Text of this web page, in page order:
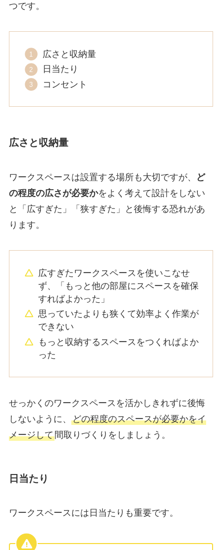
つです。
広さと収納量
日当たり
コンセント
広さと収納量
ワークスペースは設置する場所も大切ですが、
ど
の程度の広さが必要かをよく考えて設計をしない
と「広すぎた」「狭すぎた」と後悔する恐れがあ
ります。
広すぎたワークスペースを使いこなせ
ず、「もっと他の部屋にスペースを確保
すればよかった」
思っていたよりも狭くて効率よく作業が
できない
もっと収納するスペースをつくればよか
った
せっかくのワークスペースを活かしきれずに後悔
しないように、 どの程度のスペースが必要かをイ
メージして間取りづくりをしましょう。
日当たり
ワークスペースには日当たりも重要です。